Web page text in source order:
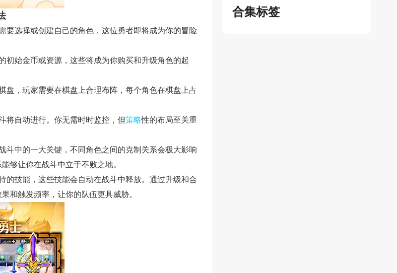
要选择或创建自己的角色，这位勇者即将成为你的冒险
初始金币或资源，这些将成为你购买和升级角色的起
盘，玩家需要在棋盘上合理布阵，每个角色在棋盘上占
将自动进行。你无需时时监控，但策略性的布局至关重
斗中的一大关键，不同角色之间的克制关系会极大影响
够让你在战斗中立于不败之地。
的技能，这些技能会自动在战斗中释放。通过升级和合
和触发频率，让你的队伍更具威胁。
合集标签